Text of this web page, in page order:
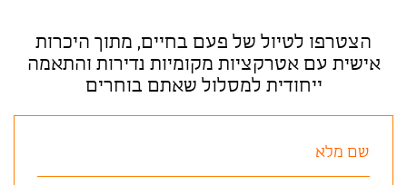
הצטרפו לטיול של פעם בחיים, מתוך היכרות
אישית עם אטרקציות מקומיות נדירות והתאמה
ייחודית למסלול שאתם בוחרים